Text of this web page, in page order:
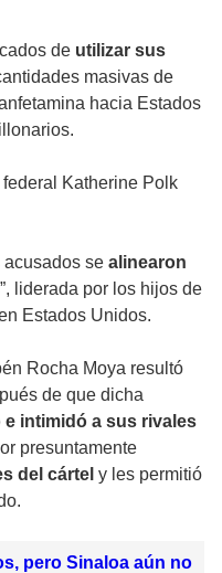
de utilizar sus
masivas de
hacia Estados
Katherine Polk
se alinearon
”, liderada por los hijos de
Estados Unidos.
Rocha Moya resultó
de que dicha
intimidó a sus rivales
presuntamente
del cártel y les permitió
pero Sinaloa aún no